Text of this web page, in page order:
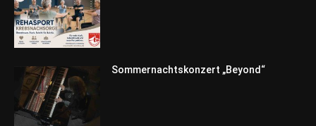
Sommernachtskonzert „Beyond“